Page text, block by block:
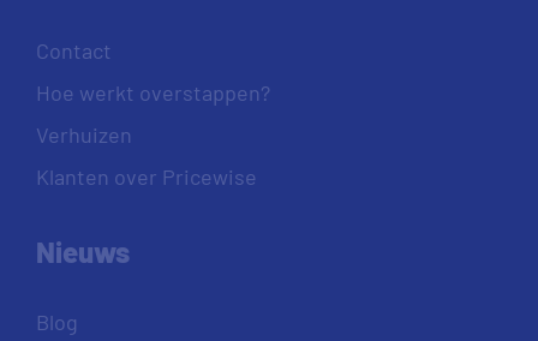
Contact
Hoe werkt overstappen?
Verhuizen
Klanten over Pricewise
Nieuws
Blog